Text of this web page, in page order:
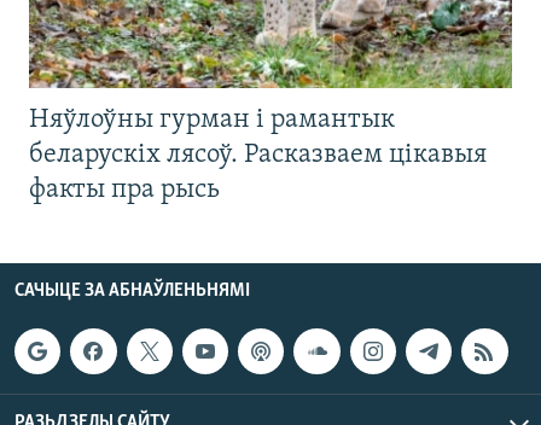
Няўлоўны гурман і рамантык
беларускіх лясоў. Расказваем цікавыя
факты пра рысь
САЧЫЦЕ ЗА АБНАЎЛЕНЬНЯМІ